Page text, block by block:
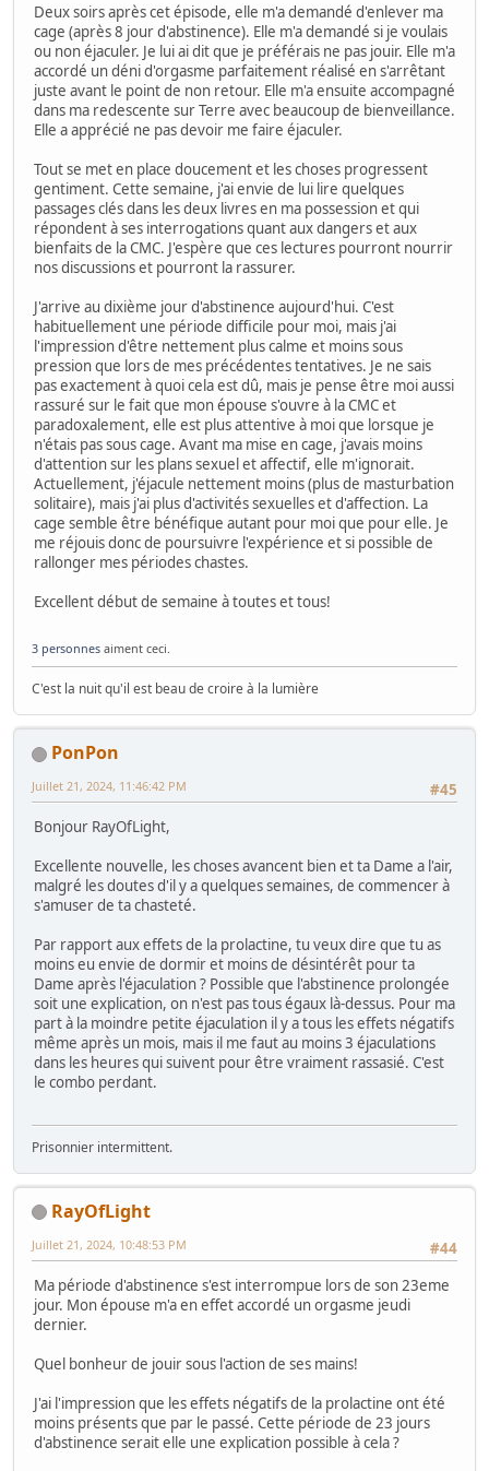
Deux soirs après cet épisode, elle m'a demandé d'enlever ma
cage (après 8 jour d'abstinence). Elle m'a demandé si je voulais
ou non éjaculer. Je lui ai dit que je préférais ne pas jouir. Elle m'a
accordé un déni d'orgasme parfaitement réalisé en s'arrêtant
juste avant le point de non retour. Elle m'a ensuite accompagné
dans ma redescente sur Terre avec beaucoup de bienveillance.
Elle a apprécié ne pas devoir me faire éjaculer.
Tout se met en place doucement et les choses progressent
gentiment. Cette semaine, j'ai envie de lui lire quelques
passages clés dans les deux livres en ma possession et qui
répondent à ses interrogations quant aux dangers et aux
bienfaits de la CMC. J'espère que ces lectures pourront nourrir
nos discussions et pourront la rassurer.
J'arrive au dixième jour d'abstinence aujourd'hui. C'est
habituellement une période difficile pour moi, mais j'ai
l'impression d'être nettement plus calme et moins sous
pression que lors de mes précédentes tentatives. Je ne sais
pas exactement à quoi cela est dû, mais je pense être moi aussi
rassuré sur le fait que mon épouse s'ouvre à la CMC et
paradoxalement, elle est plus attentive à moi que lorsque je
n'étais pas sous cage. Avant ma mise en cage, j'avais moins
d'attention sur les plans sexuel et affectif, elle m'ignorait.
Actuellement, j'éjacule nettement moins (plus de masturbation
solitaire), mais j'ai plus d'activités sexuelles et d'affection. La
cage semble être bénéfique autant pour moi que pour elle. Je
me réjouis donc de poursuivre l'expérience et si possible de
rallonger mes périodes chastes.
Excellent début de semaine à toutes et tous!
3 personnes aiment ceci.
C'est la nuit qu'il est beau de croire à la lumière
PonPon
#45
Juillet 21, 2024, 11:46:42 PM
Bonjour RayOfLight,
Excellente nouvelle, les choses avancent bien et ta Dame a l'air,
malgré les doutes d'il y a quelques semaines, de commencer à
s'amuser de ta chasteté.
Par rapport aux effets de la prolactine, tu veux dire que tu as
moins eu envie de dormir et moins de désintérêt pour ta
Dame après l'éjaculation ? Possible que l'abstinence prolongée
soit une explication, on n'est pas tous égaux là-dessus. Pour ma
part à la moindre petite éjaculation il y a tous les effets négatifs
même après un mois, mais il me faut au moins 3 éjaculations
dans les heures qui suivent pour être vraiment rassasié. C'est
le combo perdant.
Prisonnier intermittent.
RayOfLight
#44
Juillet 21, 2024, 10:48:53 PM
Ma période d'abstinence s'est interrompue lors de son 23eme
jour. Mon épouse m'a en effet accordé un orgasme jeudi
dernier.
Quel bonheur de jouir sous l'action de ses mains!
J'ai l'impression que les effets négatifs de la prolactine ont été
moins présents que par le passé. Cette période de 23 jours
d'abstinence serait elle une explication possible à cela ?